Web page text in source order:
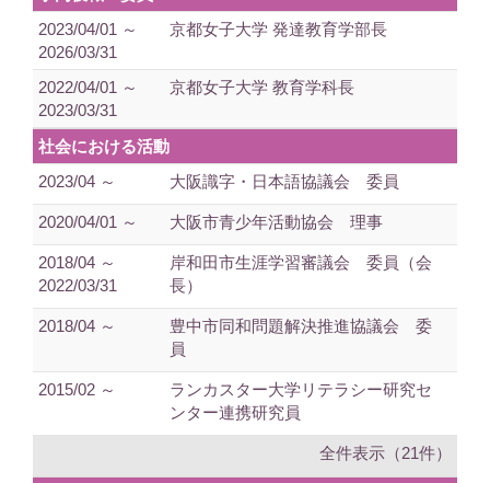
2023/04/01 ～
2026/03/31
京都女子大学 発達教育学部長
2022/04/01 ～
2023/03/31
京都女子大学 教育学科長
社会における活動
2023/04 ～
大阪識字・日本語協議会 委員
2020/04/01 ～ 大阪市青少年活動協会 理事
2018/04 ～
2022/03/31
岸和田市生涯学習審議会 委員（会
長）
2018/04 ～
豊中市同和問題解決推進協議会 委
員
2015/02 ～
ランカスター大学リテラシー研究セ
ンター連携研究員
全件表示（21件）